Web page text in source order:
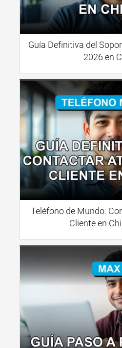
Guía Definitiva del
2026 en
Teléfono de Mundo:
Cliente en